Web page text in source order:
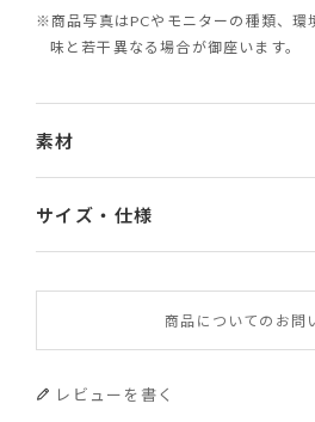
※商品写真はPCやモニターの種類、環
味と若干異なる場合が御座います。
素材
サイズ・仕様
サイズ
商品についてのお問
レビューを書く